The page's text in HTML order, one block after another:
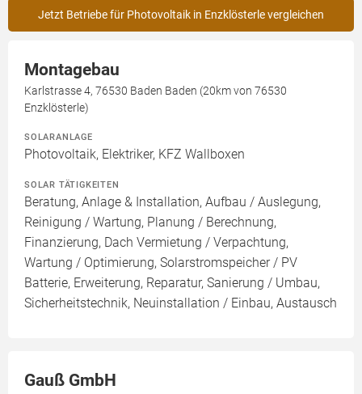
Jetzt Betriebe für Photovoltaik in Enzklösterle vergleichen
Montagebau
Karlstrasse 4, 76530 Baden Baden (20km von 76530
Enzklösterle)
SOLARANLAGE
Photovoltaik, Elektriker, KFZ Wallboxen
SOLAR TÄTIGKEITEN
Beratung, Anlage & Installation, Aufbau / Auslegung,
Reinigung / Wartung, Planung / Berechnung,
Finanzierung, Dach Vermietung / Verpachtung,
Wartung / Optimierung, Solarstromspeicher / PV
Batterie, Erweiterung, Reparatur, Sanierung / Umbau,
Sicherheitstechnik, Neuinstallation / Einbau, Austausch
Gauß GmbH